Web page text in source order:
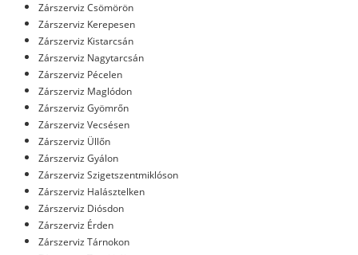
Zárszerviz Csömörön
Zárszerviz Kerepesen
Zárszerviz Kistarcsán
Zárszerviz Nagytarcsán
Zárszerviz Pécelen
Zárszerviz Maglódon
Zárszerviz Gyömrőn
Zárszerviz Vecsésen
Zárszerviz Üllőn
Zárszerviz Gyálon
Zárszerviz Szigetszentmiklóson
Zárszerviz Halásztelken
Zárszerviz Diósdon
Zárszerviz Érden
Zárszerviz Tárnokon